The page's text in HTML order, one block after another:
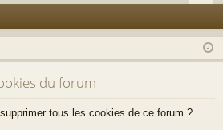
ne
xi
du forum
tous les cookies de ce forum ?